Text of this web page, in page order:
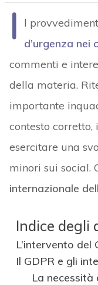
I
l
d’urgenza
commenti e
della materia.
importante
contesto
esercitare una
minori sui social.
internazionale
Indice degli
L’intervento del
Il GDPR e gli
La